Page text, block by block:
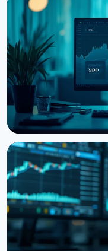
НОВОСТЬ
Киты наращивают
видит финал
6 августа 2026 г.3 мин